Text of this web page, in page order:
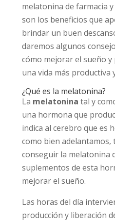
melatonina de farmacia
son los beneficios que
brindar un buen
daremos algunos
cómo mejorar el sueño
una vida más productiva
¿Qué es la melatonina?
La melatonina tal y
una hormona que
indica al cerebro que es
como bien adelantamos,
conseguir la melatonina
suplementos de esta
mejorar el sueño.
Las horas del día
producción y liberación